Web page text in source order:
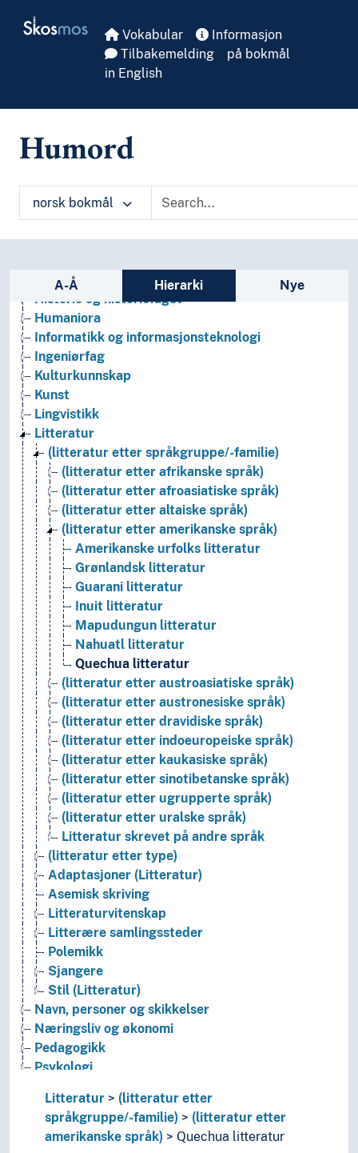
Skosmos Vokabular
Informasjon
Tilbakemelding
på bokmål
in English
Humord
norsk bokmål
Sidefelt: navigér i vokabularet
A-Å Hierarki Nye
Bibliotekvitenskap
Folkegrupper
Formtermer
Fritid og sport
Generelt
Helse
Historie og historiefaget
Humaniora
Informatikk og informasjonsteknologi
Ingeniørfag
Kulturkunnskap
Kunst
Lingvistikk
Litteratur
(litteratur etter språkgruppe/-familie)
(litteratur etter afrikanske språk)
(litteratur etter afroasiatiske språk)
(litteratur etter altaiske språk)
(litteratur etter amerikanske språk)
Amerikanske urfolks litteratur
Grønlandsk litteratur
Guarani litteratur
Inuit litteratur
Mapudungun litteratur
Nahuatl litteratur
Quechua litteratur
(litteratur etter austroasiatiske språk)
(litteratur etter austronesiske språk)
(litteratur etter dravidiske språk)
(litteratur etter indoeuropeiske språk)
(litteratur etter kaukasiske språk)
(litteratur etter sinotibetanske språk)
(litteratur etter ugrupperte språk)
(litteratur etter uralske språk)
Litteratur skrevet på andre språk
(litteratur etter type)
Adaptasjoner (Litteratur)
Asemisk skriving
Litteraturvitenskap
Litterære samlingssteder
Polemikk
Sjangere
Stil (Litteratur)
Navn, personer og skikkelser
Næringsliv og økonomi
Pedagogikk
Psykologi
Religionsvitenskap
Rettsvitenskap
Samfunnsvitenskap
Litteratur
(litteratur etter
språkgruppe/-familie)
(litteratur etter
amerikanske språk)
Quechua litteratur